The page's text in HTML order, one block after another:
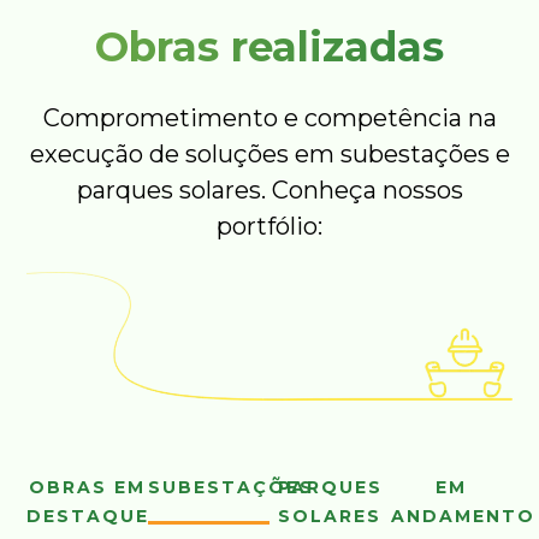
Obras realizadas
Comprometimento e competência na
execução de soluções em subestações e
parques solares. Conheça nossos
portfólio:
OBRAS EM
DESTAQUE
SUBESTAÇÕESPARQUES
SOLARES
EM
ANDAMENTO